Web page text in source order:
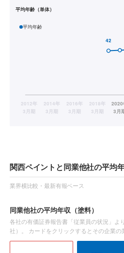
平均年齢（単体）
平均年齢
関西ペイントと同業他社の平均
業界横比較・最新有報ベース
同業他社の平均年収 （塗料）
各社の有価証券報告書「従業員の状況」よ
社）。 カードをクリックするとその企業の